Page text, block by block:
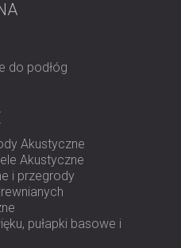
do podłóg
Akustyczne
Akustyczne
i przegrody
pułapki basowe i